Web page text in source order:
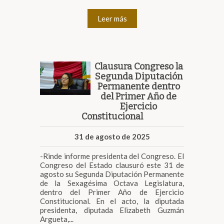
Leer más
Clausura Congreso la
Segunda Diputación
Permanente dentro
del Primer Año de
Ejercicio
Constitucional
31 de agosto de 2025
-Rinde informe presidenta del Congreso. El
Congreso del Estado clausuró este 31 de
agosto su Segunda Diputación Permanente
de la Sexagésima Octava Legislatura,
dentro del Primer Año de Ejercicio
Constitucional. En el acto, la diputada
presidenta, diputada Elizabeth Guzmán
Argueta,...